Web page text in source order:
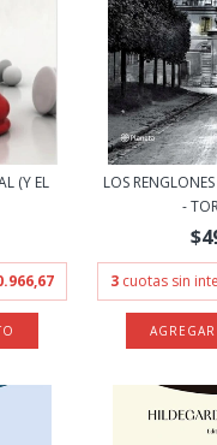
(Y EL
LOS
-
3 cuotas sin